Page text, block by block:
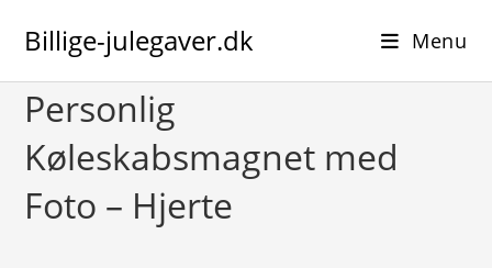
Billige-julegaver.dk Menu
Personlig
Køleskabsmagnet med
Foto – Hjerte